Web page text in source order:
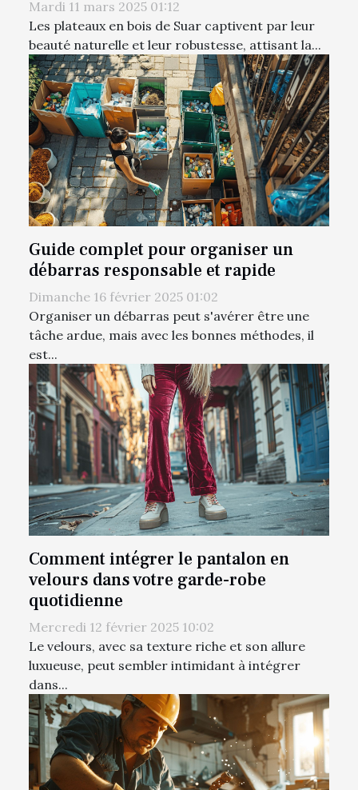
Mardi 11 mars 2025 01:12
Les plateaux en bois de Suar captivent par leur
beauté naturelle et leur robustesse, attisant la...
Guide complet pour organiser un
débarras responsable et rapide
Dimanche 16 février 2025 01:02
Organiser un débarras peut s'avérer être une
tâche ardue, mais avec les bonnes méthodes, il
est...
Comment intégrer le pantalon en
velours dans votre garde-robe
quotidienne
Mercredi 12 février 2025 10:02
Le velours, avec sa texture riche et son allure
luxueuse, peut sembler intimidant à intégrer
dans...